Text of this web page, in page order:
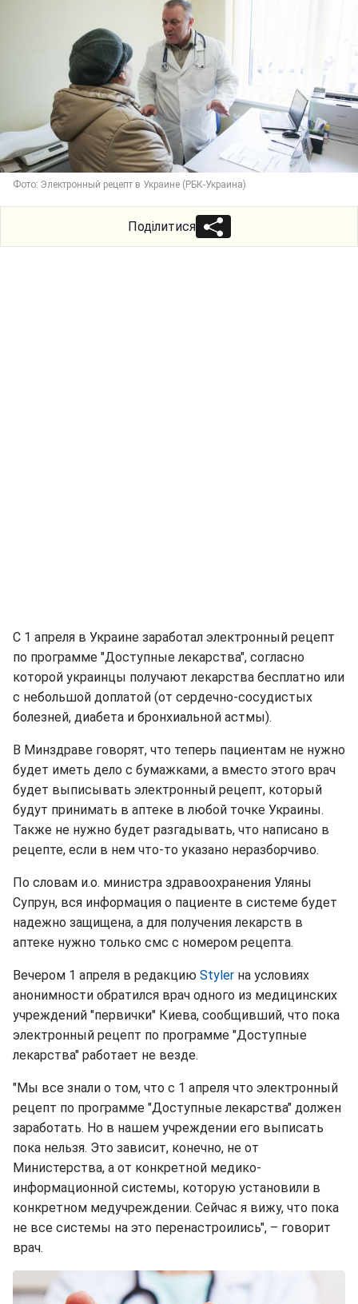
Фото: Электронный рецепт в Украине (РБК-Украина)
Поділитися
С 1 апреля в Украине заработал электронный рецепт
по программе "Доступные лекарства", согласно
которой украинцы получают лекарства бесплатно или
с небольшой доплатой (от сердечно-сосудистых
болезней, диабета и бронхиальной астмы).
В Минздраве говорят, что теперь пациентам не нужно
будет иметь дело с бумажками, а вместо этого врач
будет выписывать электронный рецепт, который
будут принимать в аптеке в любой точке Украины.
Также не нужно будет разгадывать, что написано в
рецепте, если в нем что-то указано неразборчиво.
По словам и.о. министра здравоохранения Уляны
Супрун, вся информация о пациенте в системе будет
надежно защищена, а для получения лекарств в
аптеке нужно только смс с номером рецепта.
Вечером 1 апреля в редакцию Styler на условиях
анонимности обратился врач одного из медицинских
учреждений "первички" Киева, сообщивший, что пока
электронный рецепт по программе "Доступные
лекарства" работает не везде.
"Мы все знали о том, что с 1 апреля что электронный
рецепт по программе "Доступные лекарства" должен
заработать. Но в нашем учреждении его выписать
пока нельзя. Это зависит, конечно, не от
Министерства, а от конкретной медико-
информационной системы, которую установили в
конкретном медучреждении. Сейчас я вижу, что пока
не все системы на это перенастроились", – говорит
врач.